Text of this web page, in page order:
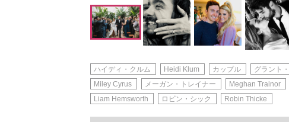
ハイディ・クルム Heidi Klum カップル グラント
Miley Cyrus
メーガン・トレイナー Meghan Trainor
Liam Hemsworth
ロビン・シック Robin Thicke